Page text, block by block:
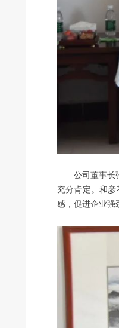
公司董事长
充分肯定。和
感，促进企业强